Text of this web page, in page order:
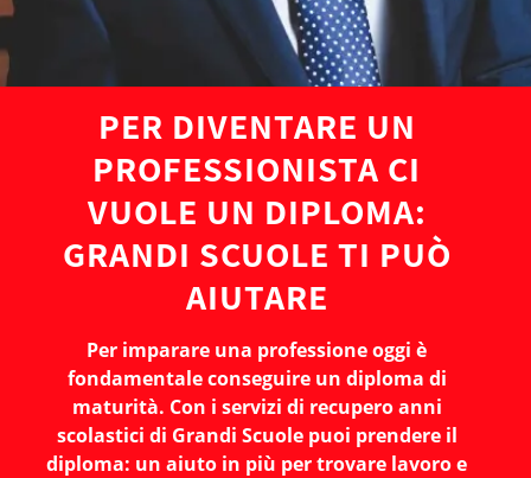
PER DIVENTARE UN
PROFESSIONISTA CI
VUOLE UN DIPLOMA:
GRANDI SCUOLE TI PUÒ
AIUTARE
Per imparare una professione oggi è
fondamentale conseguire un diploma di
maturità. Con i servizi di recupero anni
scolastici di Grandi Scuole puoi prendere il
diploma: un aiuto in più per trovare lavoro e